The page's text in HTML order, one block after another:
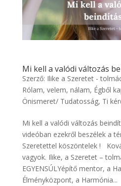
Mi kell a valódi változás
Szerző: Ilike a Szeretet -
Rólam, velem, nálam, Égből
Önismeret/ Tudatosság, Ti
Mi kell a valódi változás
videóban ezekről beszélek a
Szeretettel köszöntelek !
vagyok. Ilike, a Szeretet –
EGYENSÚLYépítő mentor, a
Élményközpont, a Harmónia...